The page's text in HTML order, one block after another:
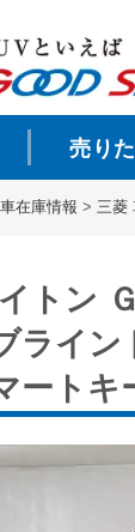
売り
在庫情報 > 三菱
トン
ライ
ートキ